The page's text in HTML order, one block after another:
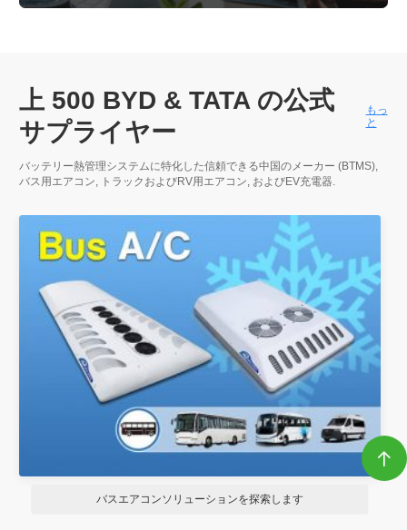
上 500 BYD & TATA の公式
サプライヤー
もっ
と
バッテリー熱管理システムに特化した信頼できる中国のメーカー (BTMS),
バス用エアコン, トラックおよびRV用エアコン, およびEV充電器.
RVエアコンソリューションを探索します
